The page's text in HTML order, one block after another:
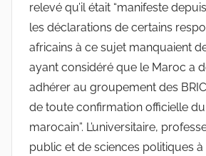
relevé qu’il était “manifeste
les déclarations de certains
africains à ce sujet manquaient
ayant considéré que le Maroc a
adhérer au groupement des
de toute confirmation officielle
marocain”. L’universitaire,
public et de sciences politiques